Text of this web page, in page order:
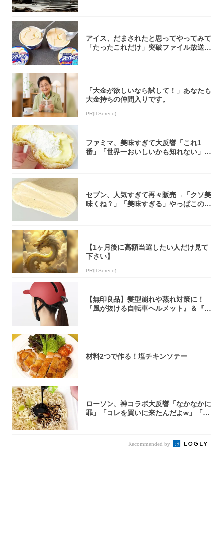
アイス、だまされたと思ってやってみて
「たったこれだけ」突破ファイル放送で
「大金が欲しいなら試して！」あなたも
大金持ちの仲間入りです。
PR(Il Sereno)
ファミマ、美味すぎて大反響「これ1
番」「世界一おいしいかも知れない」
セブン、人気すぎて再々販売→「クソ美
味くね？」「美味すぎる」やっぱこのク
【1ヶ月後に高額当選したい人だけ見て
下さい】
PR(Il Sereno)
【無印良品】髪型崩れや蒸れ対策に！
『風が抜ける自転車ヘルメット』＆『2
材料2つで作る！塩チキンソテー
ローソン、神コラボ大反響「なかなかに
罪」「コレを買いに来たんだよw」「３
Recommended by